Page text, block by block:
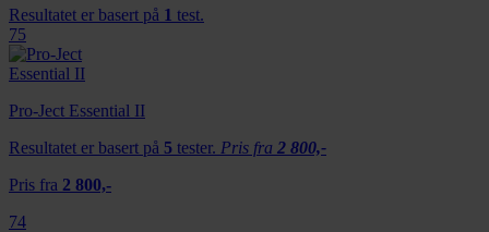
Resultatet er basert på 1 test.
75
Pro-Ject Essential II
Resultatet er basert på 5 tester. Pris fra 2 800,-
Pris fra 2 800,-
74